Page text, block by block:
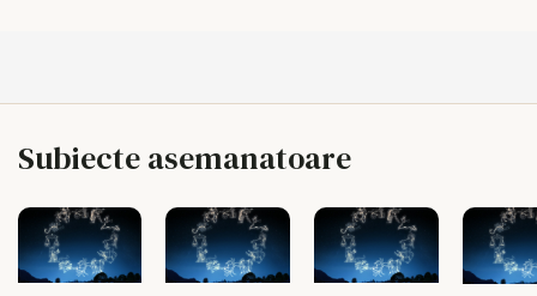
Subiecte asemanatoare